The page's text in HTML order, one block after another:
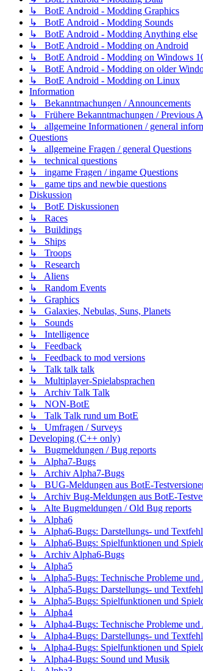
↳ BotE Android - Modding Graphics
↳ BotE Android - Modding Sounds
↳ BotE Android - Modding Anything else
↳ BotE Android - Modding on Android
↳ BotE Android - Modding on Windows
↳ BotE Android - Modding on older
↳ BotE Android - Modding on Linux
Information
↳ Bekanntmachungen / Announcements
↳ Frühere Bekanntmachungen / Previous
↳ allgemeine Informationen / general
Questions
↳ allgemeine Fragen / general Questions
↳ technical questions
↳ ingame Fragen / ingame Questions
↳ game tips and newbie questions
Diskussion
↳ BotE Diskussionen
↳ Races
↳ Buildings
↳ Ships
↳ Troops
↳ Research
↳ Aliens
↳ Random Events
↳ Graphics
↳ Galaxies, Nebulas, Suns, Planets
↳ Sounds
↳ Intelligence
↳ Feedback
↳ Feedback to mod versions
↳ Talk talk talk
↳ Multiplayer-Spielabsprachen
↳ Archiv Talk Talk
↳ NON-BotE
↳ Talk Talk rund um BotE
↳ Umfragen / Surveys
Developing (C++ only)
↳ Bugmeldungen / Bug reports
↳ Alpha7-Bugs
↳ Archiv Alpha7-Bugs
↳ BUG-Meldungen aus BotE-
↳ Archiv Bug-Meldungen aus BotE-
↳ Alte Bugmeldungen / Old Bug reports
↳ Alpha6
↳ Alpha6-Bugs: Darstellungs- und
↳ Alpha6-Bugs: Spielfunktionen und
↳ Archiv Alpha6-Bugs
↳ Alpha5
↳ Alpha5-Bugs: Technische Probleme und
↳ Alpha5-Bugs: Darstellungs- und
↳ Alpha5-Bugs: Spielfunktionen und
↳ Alpha4
↳ Alpha4-Bugs: Technische Probleme und
↳ Alpha4-Bugs: Darstellungs- und
↳ Alpha4-Bugs: Spielfunktionen und
↳ Alpha4-Bugs: Sound und Musik